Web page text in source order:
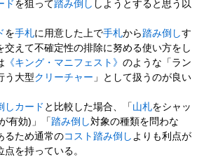
ド を狙って踏み倒し しようとすると思う以
を手札に用意した上で手札から 踏み倒しす
交えて不確定性の排除に努める使い方をし
《キング・マニフェスト》のような「ラン
う大型クリーチャー 」として扱うのが良い
し カード と比較した場合、「 山札をシャッ
有効)」「 踏み倒し対象の種類を問わな
るため通常のコスト踏み倒し よりも利点が
を持っている。